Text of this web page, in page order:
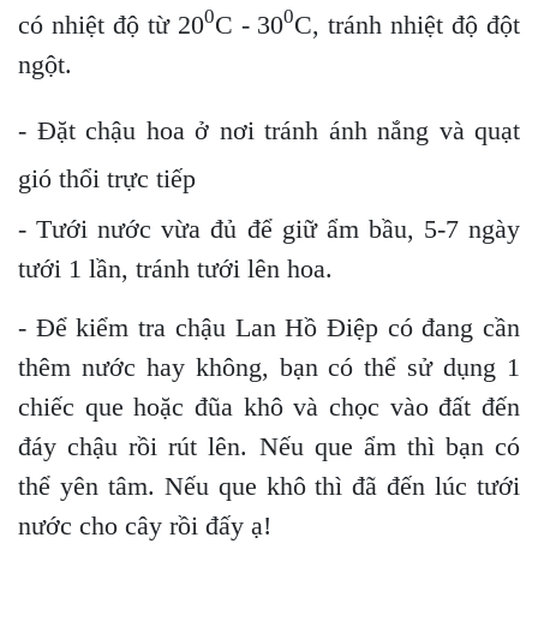
có nhiệt độ từ 200C - 300C, tránh nhiệt độ đột
ngột.
- Đặt chậu hoa ở nơi tránh ánh nắng và quạt
gió thổi trực tiếp
- Tưới nước vừa đủ để giữ ẩm bầu, 5-7 ngày
tưới 1 lần, tránh tưới lên hoa.
- Để kiểm tra chậu Lan Hồ Điệp có đang cần
thêm nước hay không, bạn có thể sử dụng 1
chiếc que hoặc đũa khô và chọc vào đất đến
đáy chậu rồi rút lên. Nếu que ẩm thì bạn có
thể yên tâm. Nếu que khô thì đã đến lúc tưới
nước cho cây rồi đấy ạ!